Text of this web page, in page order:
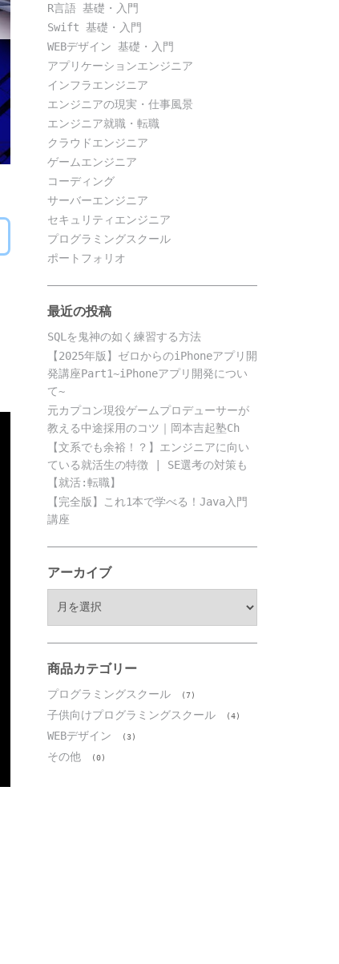
R言語 基礎・入門
Swift 基礎・入門
WEBデザイン 基礎・入門
アプリケーションエンジニア
インフラエンジニア
エンジニアの現実・仕事風景
エンジニア就職・転職
クラウドエンジニア
ゲームエンジニア
コーディング
サーバーエンジニア
セキュリティエンジニア
プログラミングスクール
ポートフォリオ
最近の投稿
SQLを鬼神の如く練習する方法
【2025年版】ゼロからのiPhoneアプリ開
発講座Part1~iPhoneアプリ開発につい
て~
元カプコン現役ゲームプロデューサーが
教える中途採用のコツ｜岡本吉起塾Ch
【文系でも余裕！？】エンジニアに向い
ている就活生の特徴 | SE選考の対策も
【就活:転職】
【完全版】これ1本で学べる！Java入門
講座
アーカイブ
ブ
商品カテゴリー
プログラミングスクール (7)
子供向けプログラミングスクール (4)
WEBデザイン (3)
その他 (0)